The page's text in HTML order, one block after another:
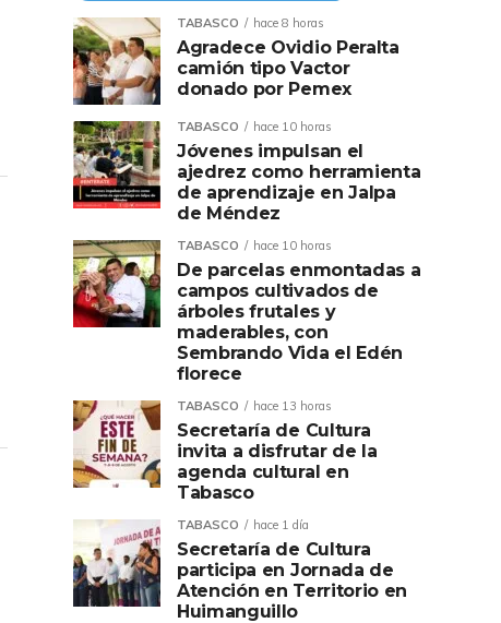
TABASCO hace 8 horas
Agradece Ovidio Peralta
camión tipo Vactor
donado por Pemex
TABASCO hace 10 horas
Jóvenes impulsan el
ajedrez como herramienta
de aprendizaje en Jalpa
de Méndez
TABASCO hace 10 horas
De parcelas enmontadas a
campos cultivados de
árboles frutales y
maderables, con
Sembrando Vida el Edén
florece
TABASCO hace 13 horas
Secretaría de Cultura
invita a disfrutar de la
agenda cultural en
Tabasco
TABASCO hace 1 día
Secretaría de Cultura
participa en Jornada de
Atención en Territorio en
Huimanguillo